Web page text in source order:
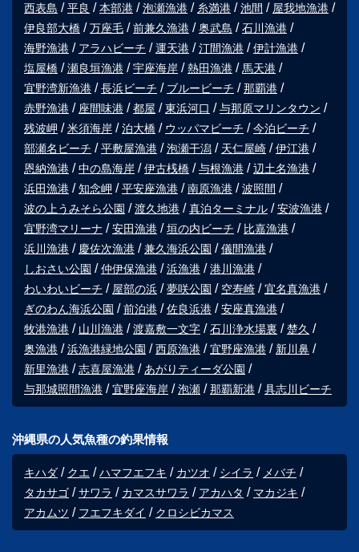
西表島
平良 本部港 泡瀬漁港 糸満港 池間
屋我地漁港
伊良部大橋
万座毛 前兼久漁港 奥武島
石川漁港
海野漁港
アラハビーチ 運天港 汀間漁港
伊計漁港
塩屋橋
瀬良垣漁港 宇座海岸 熱田漁港
馬天港
宜野湾新漁港
長浜ビーチ ブルービーチ
那覇港
赤野漁港
座間味港 都屋 東浜河口
与那原マリンタウン
残波岬
米須海岸 泊大橋 ウッパマビーチ
今泊ビーチ
部瀬名ビーチ
平敷屋漁港 泡瀬干潟 天仁屋崎
伊江港
恩納漁港
中の島海岸 伊古桟橋 与根漁港
辺土名漁港
浜田漁港
知念岬 平安座漁港 南原漁港
波照間
波の上うみそら公園
渡久地港 真泊ターミナル
安波漁港
宜野湾マリーナ
安田漁港 垣の内ビーチ
比嘉漁港
浜川漁港
慶佐次漁港 兼久海浜公園
儀間漁港
しおさい公園
仲伊保漁港 浜漁港
港川漁港
わいわいビーチ
屋部の浜 夢咲公園 空寿崎
宜名真漁港
ぎのわん海浜公園
前泊港 佐良浜港
安座真漁港
牧港漁港
山川漁港 渡嘉敷一文字 石川浄水場裏
楚久
奥漁港
浜漁港緑地公園 西原漁港 宜野座漁港
新川鼻
新里漁港
志喜屋漁港
あがりティーダ公園
与那城照間漁港
宜野座海岸 泡瀬 那覇新港 具志川ビーチ
沖縄県の人気魚種の釣果情報
キハダ クエ ハマフエフキ カツオ シイラ
メバチ
タカサゴ
サワラ カマスサワラ アカハタ
マカジキ
アカムツ
フエフキダイ クロシビカマス